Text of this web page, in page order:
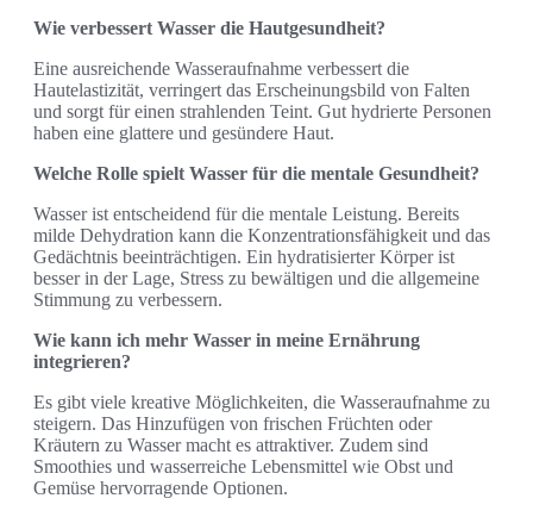
Wie verbessert Wasser die Hautgesundheit?
Eine ausreichende Wasseraufnahme verbessert die
Hautelastizität, verringert das Erscheinungsbild von Falten
und sorgt für einen strahlenden Teint. Gut hydrierte Personen
haben eine glattere und gesündere Haut.
Welche Rolle spielt Wasser für die mentale Gesundheit?
Wasser ist entscheidend für die mentale Leistung. Bereits
milde Dehydration kann die Konzentrationsfähigkeit und das
Gedächtnis beeinträchtigen. Ein hydratisierter Körper ist
besser in der Lage, Stress zu bewältigen und die allgemeine
Stimmung zu verbessern.
Wie kann ich mehr Wasser in meine Ernährung
integrieren?
Es gibt viele kreative Möglichkeiten, die Wasseraufnahme zu
steigern. Das Hinzufügen von frischen Früchten oder
Kräutern zu Wasser macht es attraktiver. Zudem sind
Smoothies und wasserreiche Lebensmittel wie Obst und
Gemüse hervorragende Optionen.